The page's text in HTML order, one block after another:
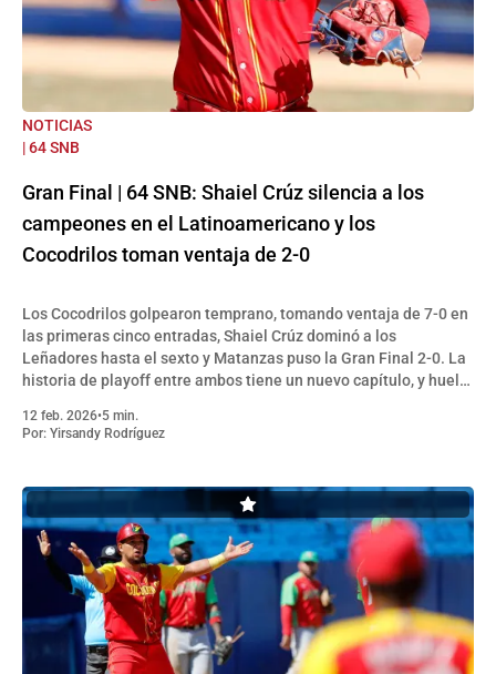
NOTICIAS
| 64 SNB
Gran Final | 64 SNB: Shaiel Crúz silencia a los
campeones en el Latinoamericano y los
Cocodrilos toman ventaja de 2-0
Los Cocodrilos golpearon temprano, tomando ventaja de 7-0 en
las primeras cinco entradas, Shaiel Crúz dominó a los
Leñadores hasta el sexto y Matanzas puso la Gran Final 2-0. La
historia de playoff entre ambos tiene un nuevo capítulo, y huele
12 feb. 2026•5 min.
Por: Yirsandy Rodríguez